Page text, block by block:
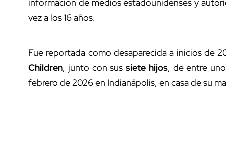
información de medios estadounidenses y
vez a los 16 años.
Fue reportada como desaparecida a inicios de
Children, junto con sussiete hijos, de entre
febrero de 2026 en Indianápolis, en casa de su